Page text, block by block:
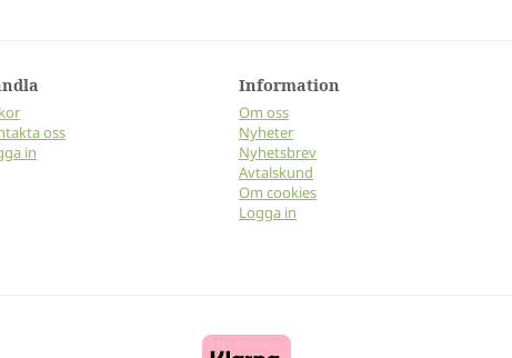
oss
in
Information
Om oss
Nyheter
Nyhetsbrev
Avtalskund
Om cookies
Logga in